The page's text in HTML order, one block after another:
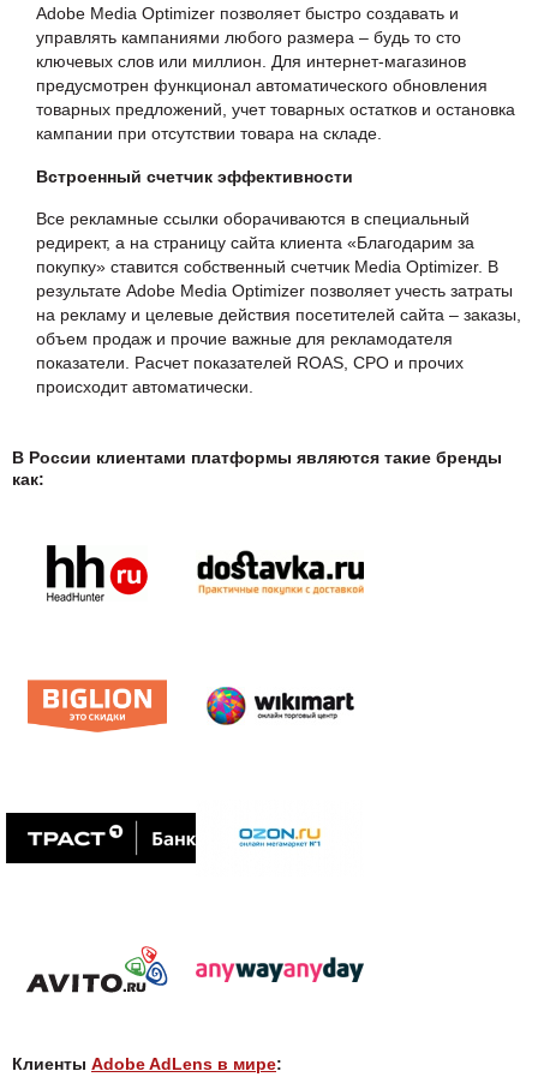
Adobe Media Optimizer позволяет быстро создавать и
управлять кампаниями любого размера – будь то сто
ключевых слов или миллион. Для интернет-магазинов
предусмотрен функционал автоматического обновления
товарных предложений, учет товарных остатков и остановка
кампании при отсутствии товара на складе.
Встроенный счетчик эффективности
Все рекламные ссылки оборачиваются в специальный
редирект, а на страницу сайта клиента «Благодарим за
покупку» ставится собственный счетчик Media Optimizer. В
результате Adobe Media Optimizer позволяет учесть затраты
на рекламу и целевые действия посетителей сайта – заказы,
объем продаж и прочие важные для рекламодателя
показатели. Расчет показателей ROAS, CPO и прочих
происходит автоматически.
В России клиентами платформы являются такие бренды
как:
Клиенты Adobe AdLens в мире: